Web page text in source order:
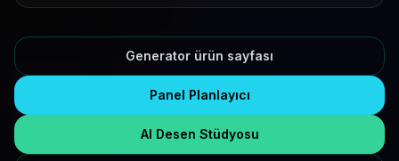
Generator ürün sayfası
Panel Planlayıcı
AI Desen Stüdyosu